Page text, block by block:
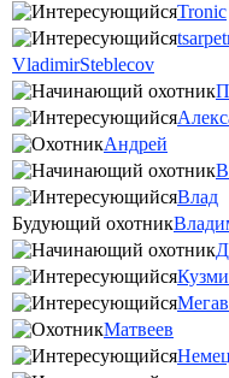
Tronic
VladimirSteblecov
Андрей
Влад
Будующий охотник
Матвеев
Немец